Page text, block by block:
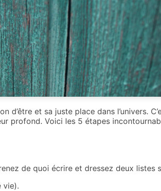
d’être et sa juste place dans l’univers.
profond. Voici les 5 étapes
de quoi écrire et dressez deux listes
vie).